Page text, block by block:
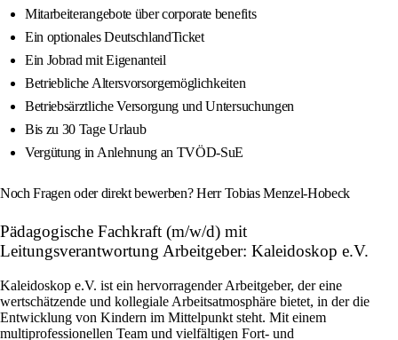
Mitarbeiterangebote über corporate benefits
Ein optionales DeutschlandTicket
Ein Jobrad mit Eigenanteil
Betriebliche Altersvorsorgemöglichkeiten
Betriebsärztliche Versorgung und Untersuchungen
Bis zu 30 Tage Urlaub
Vergütung in Anlehnung an TVÖD-SuE
Noch Fragen oder direkt bewerben? Herr Tobias Menzel-Hobeck
Pädagogische Fachkraft (m/w/d) mit
Leitungsverantwortung Arbeitgeber: Kaleidoskop e.V.
Kaleidoskop e.V. ist ein hervorragender Arbeitgeber, der eine
wertschätzende und kollegiale Arbeitsatmosphäre bietet, in der die
Entwicklung von Kindern im Mittelpunkt steht. Mit einem
multiprofessionellen Team und vielfältigen Fort- und